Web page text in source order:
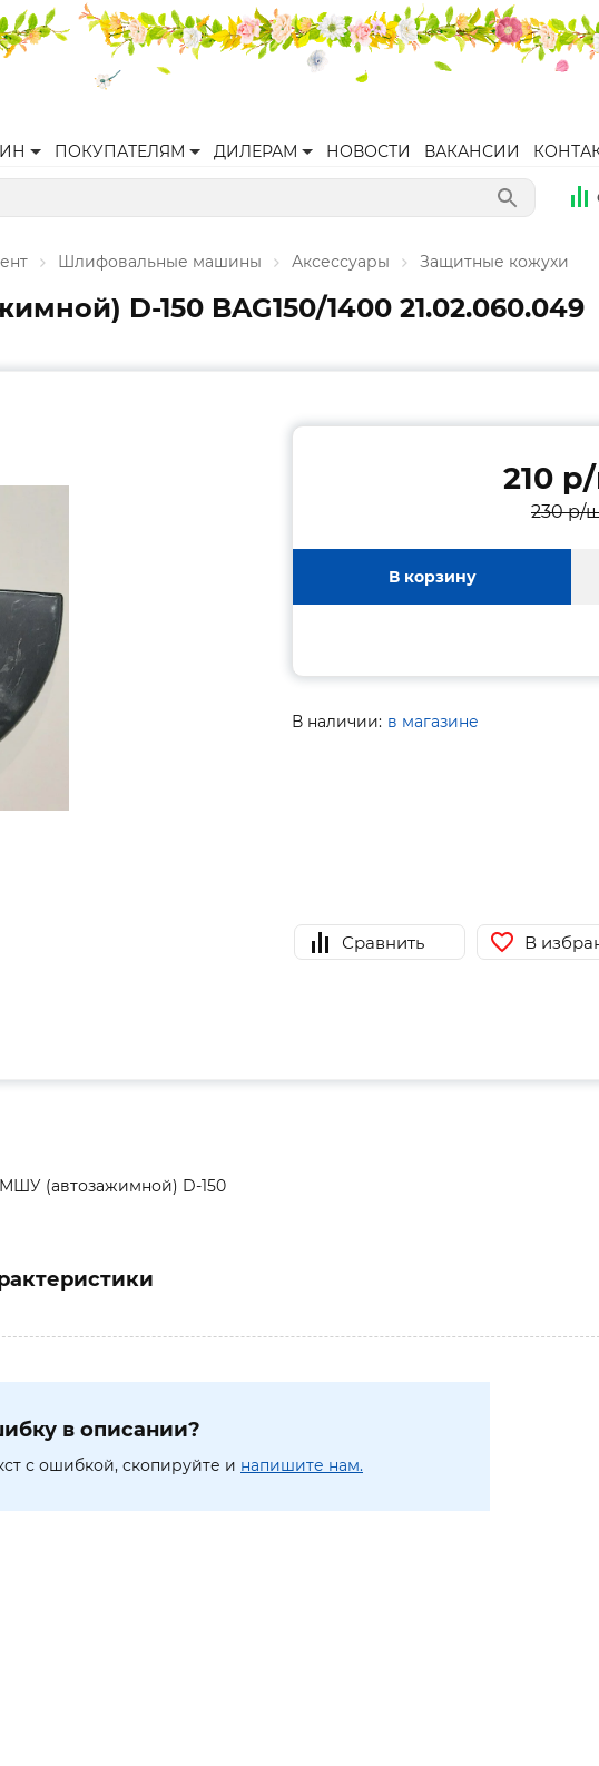
ПОКУПАТЕЛЯМ ДИЛЕРАМ НОВОСТИ ВАКАНСИИ
Шлифовальные машины Аксессуары Защитные кожухи
D-150 BAG150/1400 21.02.060.049
210
230 p/
В корзину
В наличии: в магазине
Сравнить В
(автозажимной) D-150
в описании?
с ошибкой, скопируйте и напишите нам.